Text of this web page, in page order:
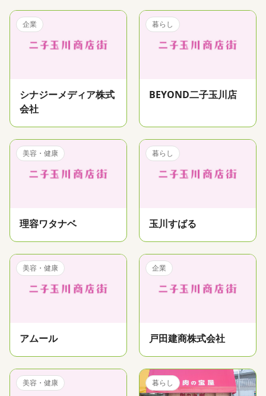
企業
シナジーメディア株式
会社
暮らし
BEYOND二子玉川店
美容・健康
理容ワタナベ
暮らし
玉川すばる
美容・健康
アムール
企業
戸田建商株式会社
美容・健康 暮らし